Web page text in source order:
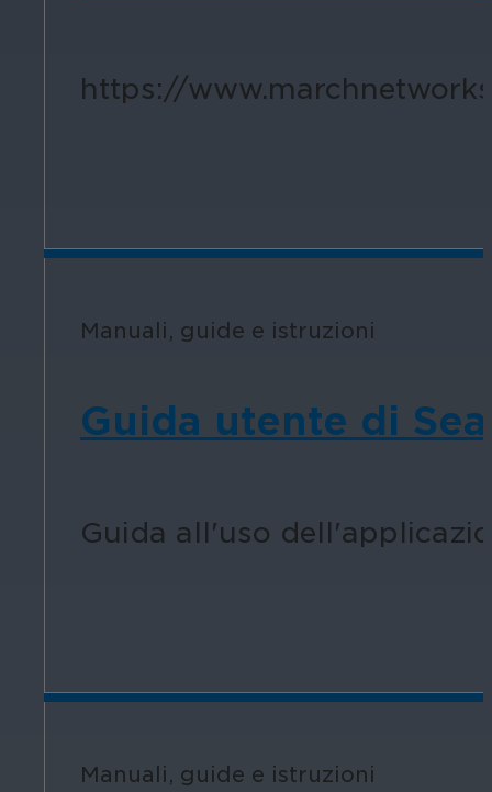
https://
Manuali, guide e istruzioni
Guida utente di
Guida all'uso
Manuali, guide e istruzioni